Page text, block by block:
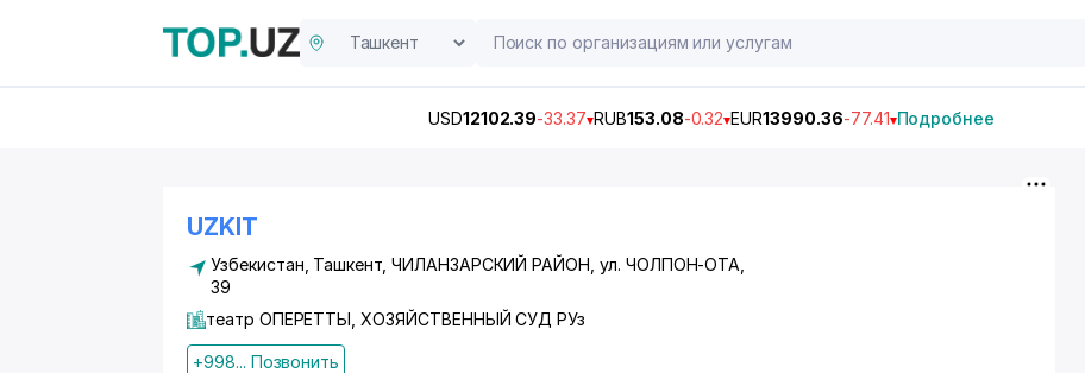
USD12102.39-33.37 RUB153.08-0.32 EUR13990.36-77.41 Подробнее
UZKIT
Узбекистан, Ташкент, ЧИЛАНЗАРСКИЙ РАЙОН ул. ЧОЛПОН-ОТА
39
театр ОПЕРЕТТЫ, ХОЗЯЙСТВЕННЫЙ СУД РУз
+998... Позвонить